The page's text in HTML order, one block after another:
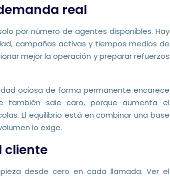
real
por número de agentes disponibles. Hay
campañas activas y tiempos medios de
mejor la operación y preparar refuerzos
ociosa de forma permanente encarece
también sale caro, porque aumenta el
El equilibrio está en combinar una base
lo exige.
cliente
desde cero en cada llamada. Ver el